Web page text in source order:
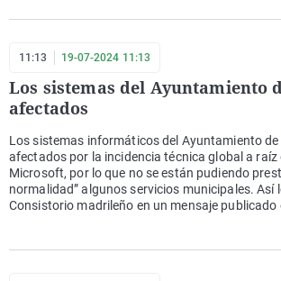
11:13 19-07-2024 11:13
Los sistemas del Ayuntamiento
afectados
Los sistemas informáticos del Ayuntamiento
afectados por la incidencia técnica global a raíz
Microsoft, por lo que no se están pudiendo
normalidad” algunos servicios municipales. Así
Consistorio madrileño en un mensaje publicado